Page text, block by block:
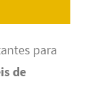
para
de